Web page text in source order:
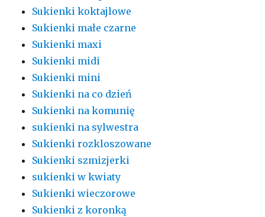
Sukienki koktajlowe
Sukienki małe czarne
Sukienki maxi
Sukienki midi
Sukienki mini
Sukienki na co dzień
Sukienki na komunię
sukienki na sylwestra
Sukienki rozkloszowane
Sukienki szmizjerki
sukienki w kwiaty
Sukienki wieczorowe
Sukienki z koronką